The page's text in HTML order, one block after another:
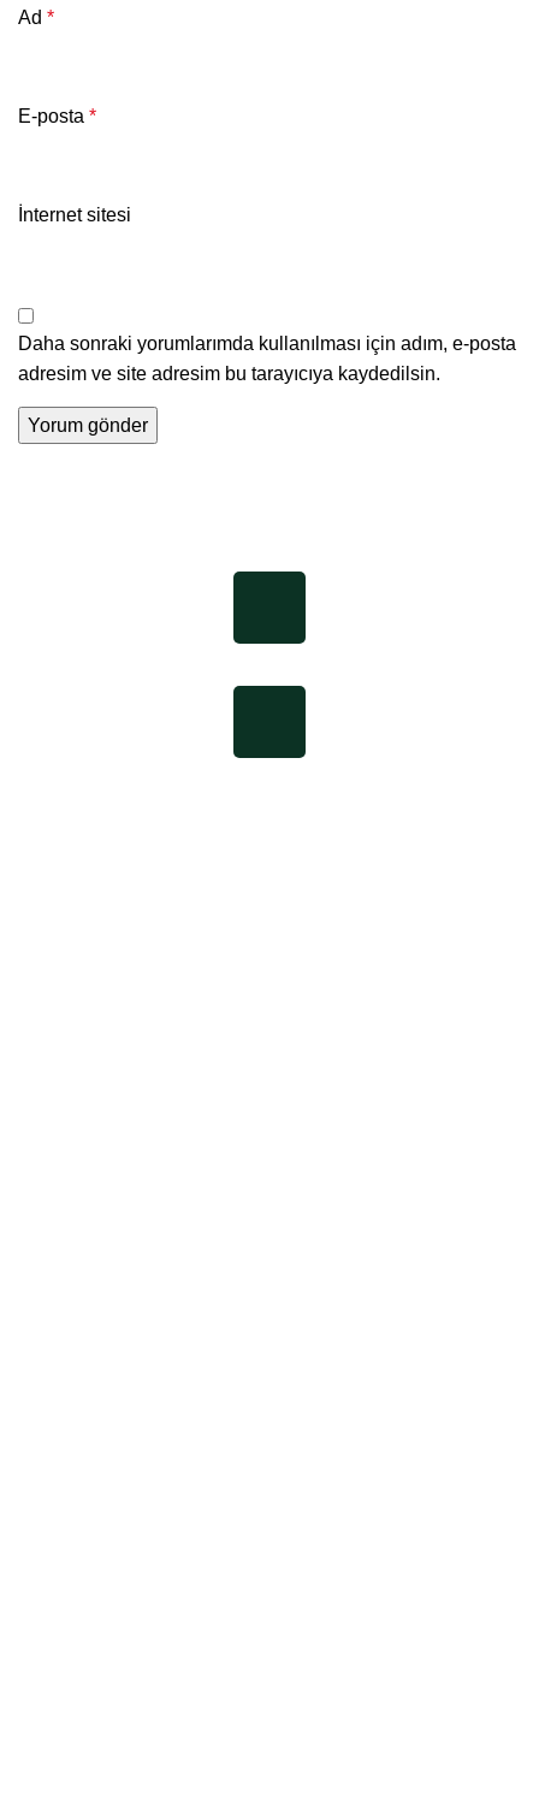
Ad *
E-posta *
İnternet sitesi
Daha sonraki yorumlarımda kullanılması için adım, e-posta
adresim ve site adresim bu tarayıcıya kaydedilsin.